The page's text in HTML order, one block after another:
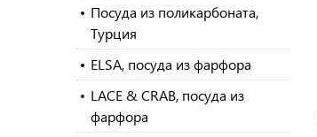
Посуда из поликарбоната,
Турция
ELSA, посуда из фарфора
LACE & CRAB, посуда из
фарфора